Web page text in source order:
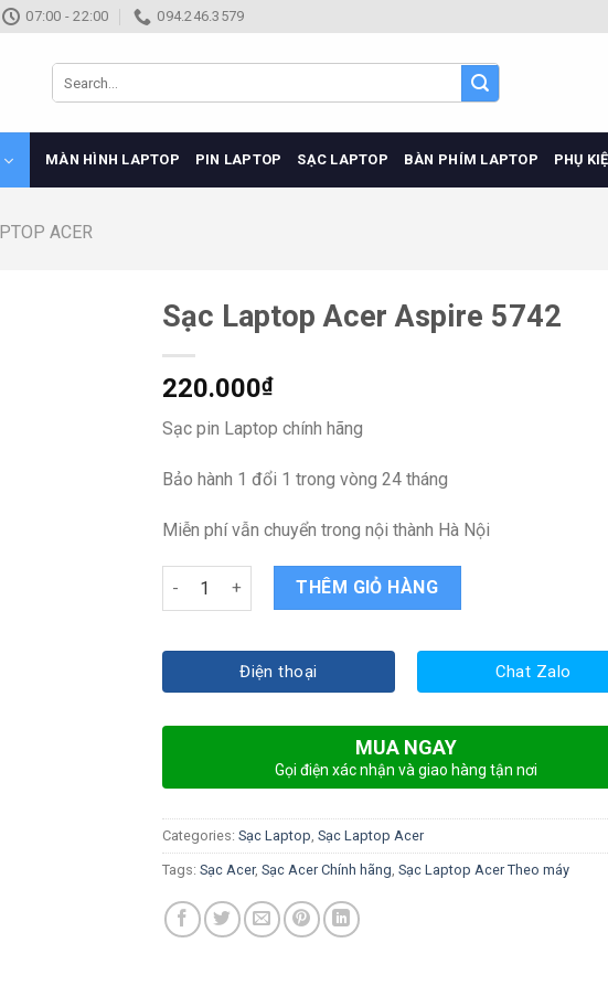
07:00 - 22:00 094.246.3579
MÀN HÌNH LAPTOP PIN LAPTOP SẠC LAPTOP BÀN PHÍM LAPTOP PHỤ
ACER
Sạc Laptop Acer Aspire 5742
220.000₫
Sạc pin Laptop chính hãng
Bảo hành 1 đổi 1 trong vòng 24 tháng
Miễn phí vẫn chuyển trong nội thành Hà Nội
Sạc Laptop Acer Aspire 5742 quantity
THÊM GIỎ HÀNG
Điện thoại Chat Zalo
MUA NGAY
Gọi điện xác nhận và giao hàng tận nơi
Categories: Sạc Laptop Sạc Laptop Acer
Tags: Sạc Acer, Sạc Acer Chính hãng Sạc Laptop Acer Theo máy